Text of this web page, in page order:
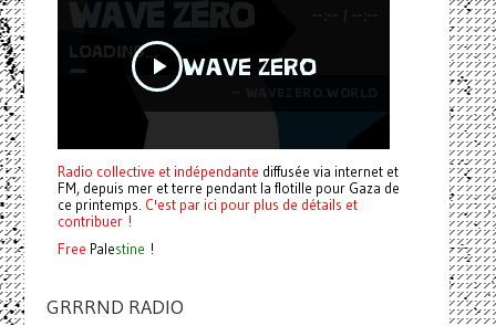
Radio collective et indépendante diffusée via internet et
FM, depuis mer et terre pendant la flotille pour Gaza de
ce printemps. C'est par ici pour plus de détails et
contribuer !
Free Palestine !
GRRRND RADIO